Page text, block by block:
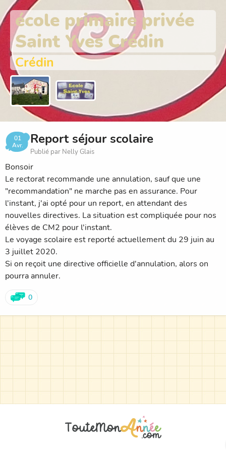
école primaire privée
Saint Yves Crédin
Crédin
01
Avr.
Report séjour scolaire
Publié par Nelly Glais
Bonsoir
Le rectorat recommande une annulation, sauf que une
"recommandation" ne marche pas en assurance. Pour
l'instant, j'ai opté pour un report, en attendant des
nouvelles directives. La situation est compliquée pour nos
élèves de CM2 pour l'instant.
Le voyage scolaire est reporté actuellement du 29 juin au
3 juillet 2020.
Si on reçoit une directive officielle d'annulation, alors on
pourra annuler.
0